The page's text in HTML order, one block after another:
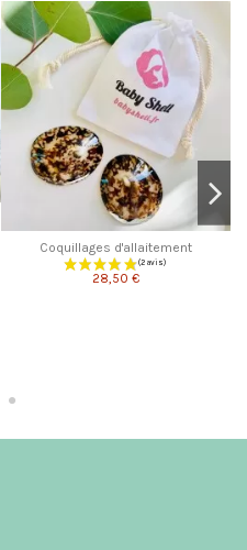
Coquillages d'allaitement
28,50 €